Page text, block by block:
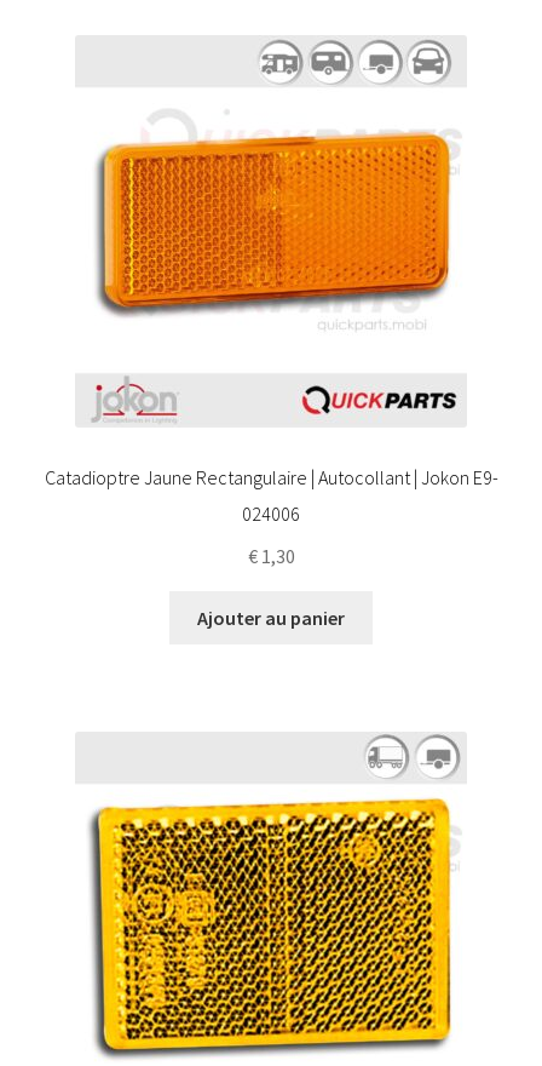
Catadioptre Jaune Rectangulaire | Autocollant | Jokon E9-
024006
€1,30
Ajouter au panier